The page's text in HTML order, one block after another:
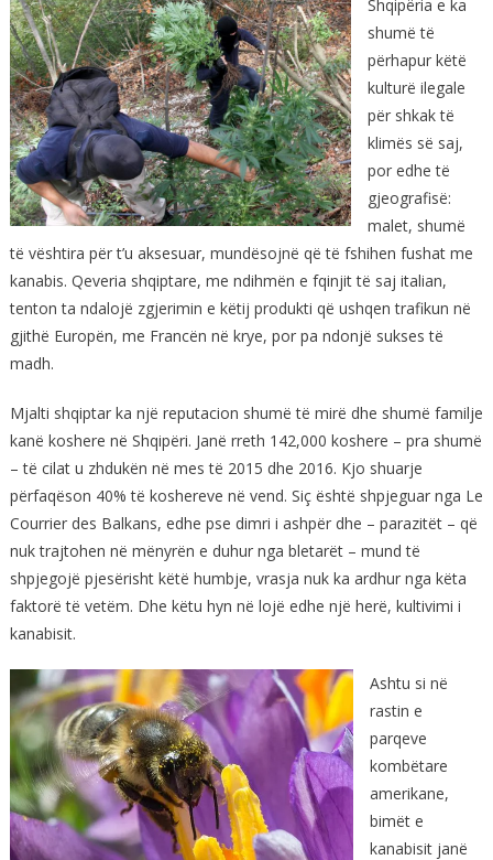
Shqipëria e ka
shumë të
përhapur këtë
kulturë ilegale
për shkak të
klimës së saj,
por edhe të
gjeografisë:
malet, shumë
të vështira për t’u aksesuar, mundësojnë që të fshihen fushat me
kanabis. Qeveria shqiptare, me ndihmën e fqinjit të saj italian,
tenton ta ndalojë zgjerimin e këtij produkti që ushqen trafikun në
gjithë Europën, me Francën në krye, por pa ndonjë sukses të
madh.
Mjalti shqiptar ka një reputacion shumë të mirë dhe shumë familje
kanë koshere në Shqipëri. Janë rreth 142,000 koshere – pra shumë
– të cilat u zhdukën në mes të 2015 dhe 2016. Kjo shuarje
përfaqëson 40% të koshereve në vend. Siç është shpjeguar nga Le
Courrier des Balkans, edhe pse dimri i ashpër dhe – parazitët – që
nuk trajtohen në mënyrën e duhur nga bletarët – mund të
shpjegojë pjesërisht këtë humbje, vrasja nuk ka ardhur nga këta
faktorë të vetëm. Dhe këtu hyn në lojë edhe një herë, kultivimi i
kanabisit.
Ashtu si në
rastin e
parqeve
kombëtare
amerikane,
bimët e
kanabisit janë